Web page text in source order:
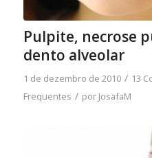
Pulpite, necrose
dento alveolar
1 de dezembro de 2010 / 13
Frequentes / por JosafaM